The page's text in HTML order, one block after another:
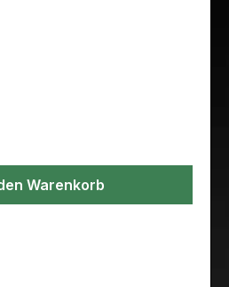
ein oder benutze die Schaltflächen
Warenkorb